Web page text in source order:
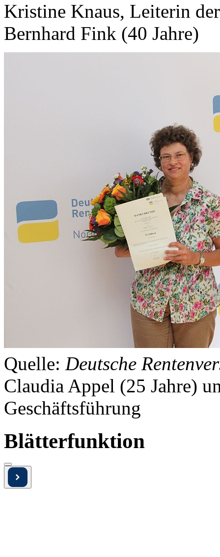
Kristine Knaus, Leiterin
Bernhard Fink (40 Jahre)
Quelle: Deutsche
Claudia Appel (25 Jahre)
Geschäftsführung
Blätterfunktion